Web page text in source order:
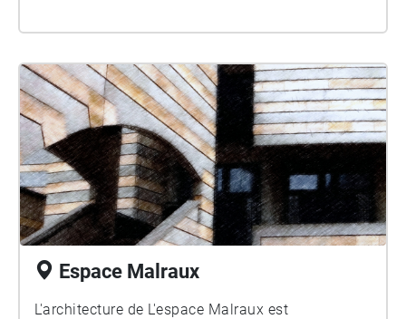
Espace Malraux
L'architecture de L'espace Malraux est